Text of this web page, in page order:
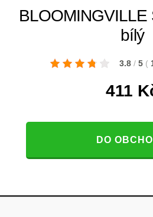
BLOOMINGVILLE
bílý
3.8 / 5 (
411
DO